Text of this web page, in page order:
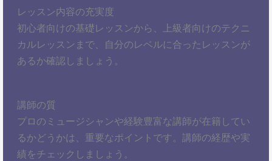
レッスン内容の充実度
初心者向けの基礎レッスンから、上級者向けのテクニ
カルレッスンまで、自分のレベルに合ったレッスンが
あるか確認しましょう。
講師の質
プロのミュージシャンや経験豊富な講師が在籍してい
るかどうかは、重要なポイントです。講師の経歴や実
績をチェックしましょう。